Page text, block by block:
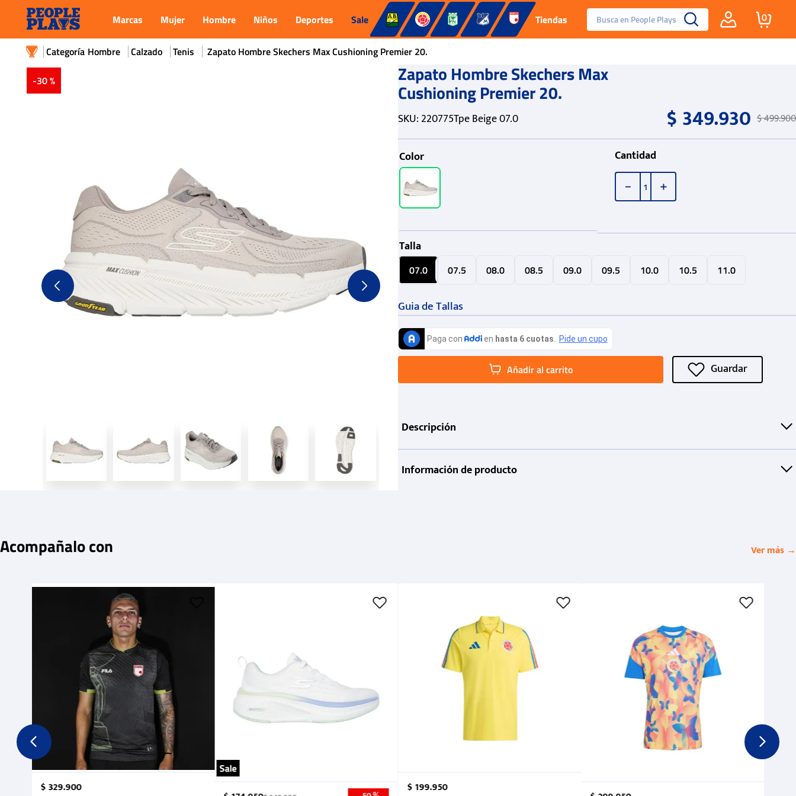
Marcas Mujer Hombre Niños Deportes Sale Tiendas Busca en People Plays
Reebok Fashion
0
Hombre Calzado Tenis Zapato Hombre Skechers Max Cushioning Premier 20.
-30 % Zapato Hombre Skechers Max
Cushioning Premier 20.
SKU: 220775Tpe Beige 07.0 $349.930 $499.900
Color
Talla
07.0 07.5 08.0 08.5 09.0 09.5 10.0 10.5 11.0
Guia de Tallas
Cantidad
＋
－
Añadir al carrito
Descripción
Información de producto
Acompañalo con Ver más →
$329.900
Sale
$199.950